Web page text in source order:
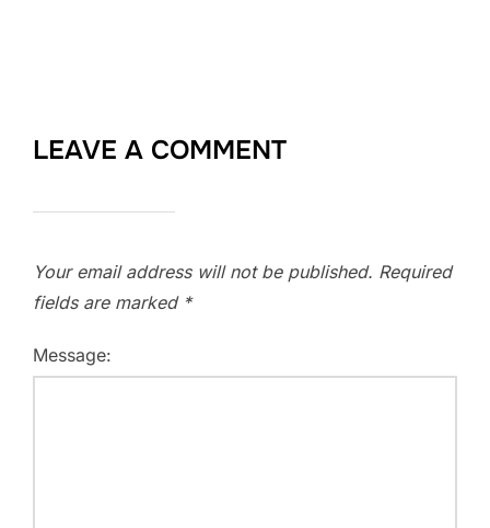
LEAVE A COMMENT
Your email address will not be published. Required
fields are marked *
Message: